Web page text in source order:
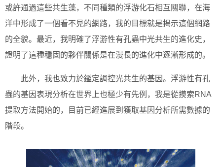
或許通過這些共生藻，不同種類的浮游化石相互關聯，在海
洋中形成了一個看不見的網路，我的目標就是揭示這個網路
的全貌。最近，我明確了浮游性有孔蟲中光共生的進化史，
證明了這種穩固的夥伴關係是在漫長的進化中逐漸形成的。
此外，我也致力於鑑定調控光共生的基因。浮游性有孔
蟲的基因表現分析在世界上也極少有先例，我是從摸索RNA
提取方法開始的，目前已經進展到獲取基因分析所需數據的
階段。